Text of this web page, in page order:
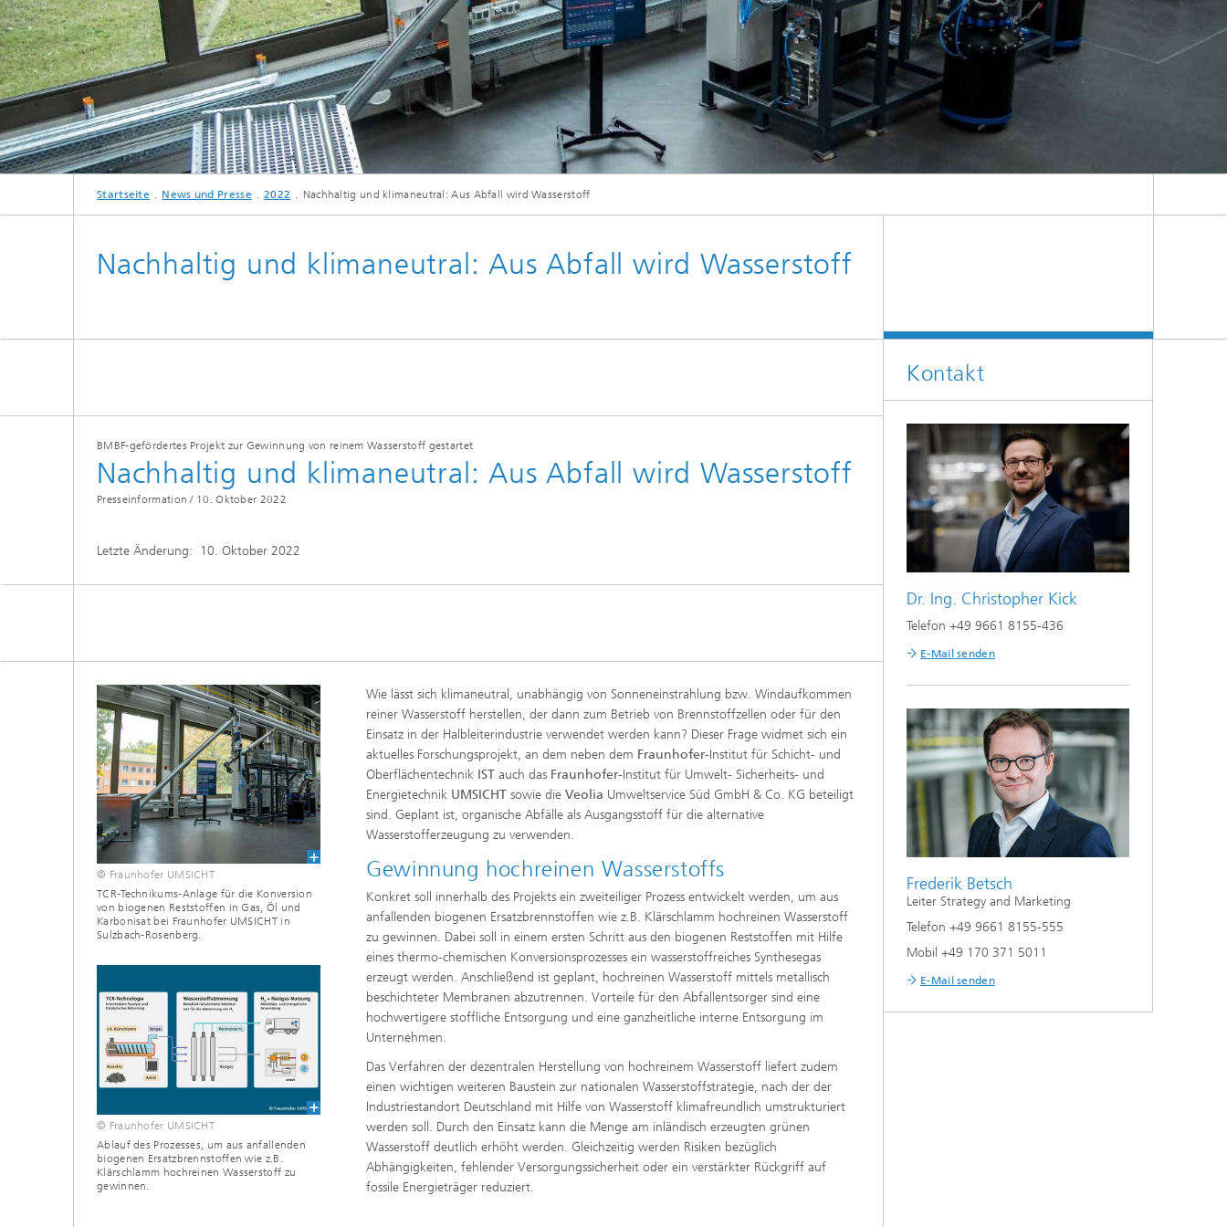
Startseite News und Presse 2022 Nachhaltig und klimaneutral: Aus Abfall wird Wasserstoff
Nachhaltig und klimaneutral: Aus Abfall wird Wasserstoff
BMBF-gefördertes Projekt zur Gewinnung von reinem Wasserstoff gestartet
Nachhaltig und klimaneutral: Aus Abfall wird Wasserstoff
Presseinformation / 10. Oktober 2022
Letzte Änderung: 10. Oktober 2022
© Fraunhofer UMSICHT
TCR-Technikums-Anlage für die Konversion
von biogenen Reststoffen in Gas, Öl und
Karbonisat bei Fraunhofer UMSICHT in
Sulzbach-Rosenberg.
© Fraunhofer UMSICHT
Ablauf des Prozesses, um aus anfallenden
biogenen Ersatzbrennstoffen wie z.B.
Klärschlamm hochreinen Wasserstoff zu
gewinnen.
Wie lässt sich klimaneutral, unabhängig von Sonneneinstrahlung bzw. Windaufkommen
reiner Wasserstoff herstellen, der dann zum Betrieb von Brennstoffzellen oder für den
Einsatz in der Halbleiterindustrie verwendet werden kann? Dieser Frage widmet sich ein
aktuelles Forschungsprojekt, an dem neben dem Fraunhofer-Institut für Schicht- und
Oberflächentechnik ISTauch das Fraunhofer-Institut für Umwelt- Sicherheits- und
Energietechnik UMSICHTsowie dieVeolia Umweltservice Süd GmbH & Co. KG beteiligt
sind. Geplant ist, organische Abfälle als Ausgangsstoff für die alternative
Wasserstofferzeugung zu verwenden.
Gewinnung hochreinen Wasserstoffs
Konkret soll innerhalb des Projekts ein zweiteiliger Prozess entwickelt werden, um aus
anfallenden biogenen Ersatzbrennstoffen wie z.B. Klärschlamm hochreinen Wasserstoff
zu gewinnen. Dabei soll in einem ersten Schritt aus den biogenen Reststoffen mit Hilfe
eines thermo-chemischen Konversionsprozesses ein wasserstoffreiches Synthesegas
erzeugt werden. Anschließend ist geplant, hochreinen Wasserstoff mittels metallisch
beschichteter Membranen abzutrennen. Vorteile für den Abfallentsorger sind eine
hochwertigere stoffliche Entsorgung und eine ganzheitliche interne Entsorgung im
Unternehmen.
Das Verfahren der dezentralen Herstellung von hochreinem Wasserstoff liefert zudem
einen wichtigen weiteren Baustein zur nationalen Wasserstoffstrategie, nach der der
Industriestandort Deutschland mit Hilfe von Wasserstoff klimafreundlich umstrukturiert
werden soll. Durch den Einsatz kann die Menge am inländisch erzeugten grünen
Wasserstoff deutlich erhöht werden. Gleichzeitig werden Risiken bezüglich
Abhängigkeiten, fehlender Versorgungssicherheit oder ein verstärkter Rückgriff auf
fossile Energieträger reduziert.
Kontakt
Dr. Ing. Christopher Kick
Telefon +49 9661 8155-436
E-Mail senden
Frederik Betsch
Leiter Strategy and Marketing
Telefon +49 9661 8155-555
Mobil +49 170 371 5011
E-Mail senden